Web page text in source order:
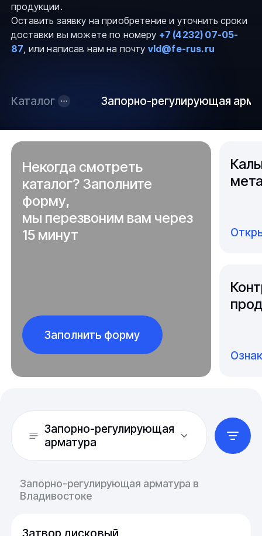
продукции.
Оставить заявку на приобретение и уточнить сроки
доставки вы можете по номеру +7 (4232) 07-05-
87, или написав нам на почту vld@fe-rus.ru
Каталог Запорно-регулирующая
Некогда смотреть
каталог? Заполните
форму,
мы перезвоним вам через
15 минут
Заполнить форму
Запорно-регулирующая
арматура
Запорно-регулирующая арматура в
Владивостоке